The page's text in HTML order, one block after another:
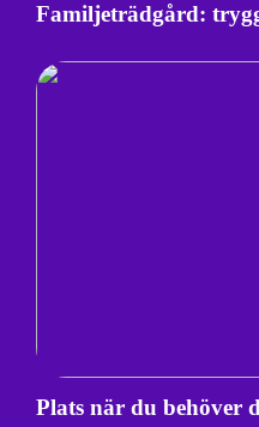
Familjeträdgård:
Plats när du behöver